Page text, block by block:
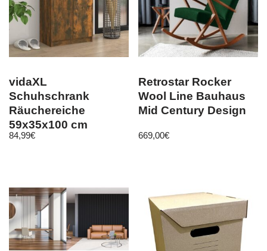
vidaXL
Schuhschrank
Räuchereiche
59x35x100 cm
Holzwerkstoff
84,99€
Retrostar Rocker
Wool Line Bauhaus
Mid Century Design
669,00€